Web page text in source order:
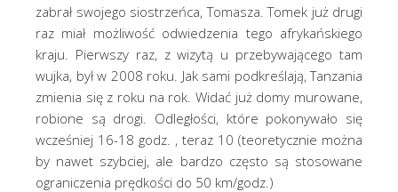
zabrał swojego siostrzeńca, Tomasza. Tomek już drugi
raz miał możliwość odwiedzenia tego afrykańskiego
kraju. Pierwszy raz, z wizytą u przebywającego tam
wujka, był w 2008 roku. Jak sami podkreślają, Tanzania
zmienia się z roku na rok. Widać już domy murowane,
robione są drogi. Odległości, które pokonywało się
wcześniej 16-18 godz. , teraz 10 (teoretycznie można
by nawet szybciej, ale bardzo często są stosowane
ograniczenia prędkości do 50 km/godz.)